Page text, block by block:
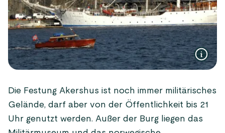
Die Festung Akershus ist noch immer militärisches
Gelände, darf aber von der Öffentlichkeit bis 21
Uhr genutzt werden. Außer der Burg liegen das